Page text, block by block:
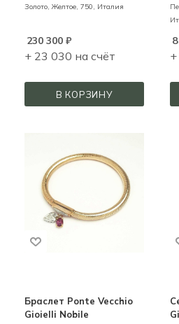
Золото,Желтое, 750, Италия
230 300 ₽
+ 23 030 на счёт
В КОРЗИНУ
Браслет Ponte Vecchio
Gioielli Nobile